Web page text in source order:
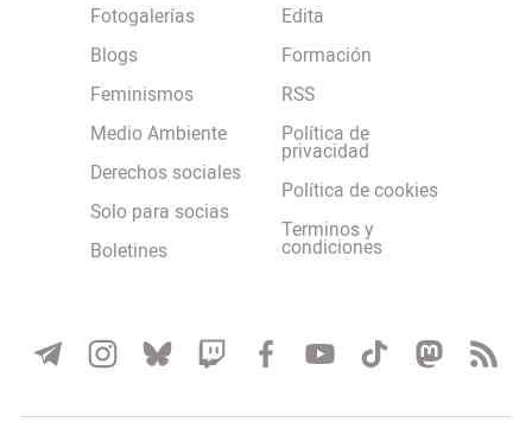
Fotogalerías
Blogs
Feminismos
Medio Ambiente
Derechos sociales
Solo para socias
Boletines
Edita
Formación
RSS
Política de
privacidad
Política de cookies
Terminos y
condiciones